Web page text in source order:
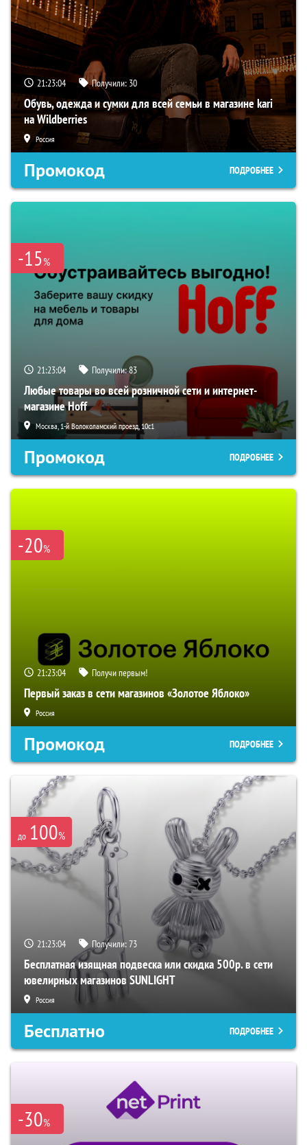
21:23:03 Получили: 30
Обувь, одежда и сумки для всей семьи в магазине kari
на Wildberries
Россия
Промокод ПОДРОБНЕЕ
-15%
21:23:03 Получили:83
Любые товары во всей розничной сети и интернет-
магазине Hoff
Москва, 1-й Волоколамский проезд, 10с1
Промокод ПОДРОБНЕЕ
-20%
21:23:03 Получи первым!
Первый заказ в сети магазинов «Золотое Яблоко»
Россия
Промокод ПОДРОБНЕЕ
до 100%
21:23:03 Получили:73
Бесплатная изящная подвеска или скидка 500р. в сети
ювелирных магазинов SUNLIGHT
Россия
Бесплатно ПОДРОБНЕЕ
-30%